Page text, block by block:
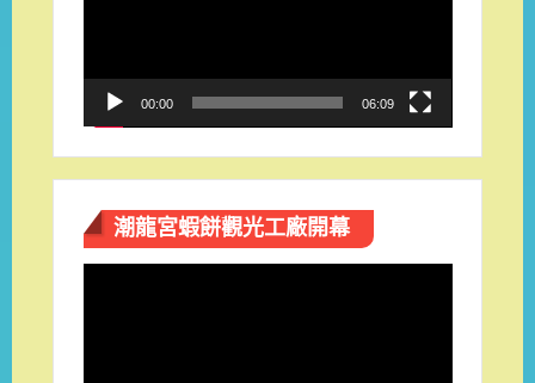
00:00 06:09
潮龍宮蝦餅觀光工廠開幕